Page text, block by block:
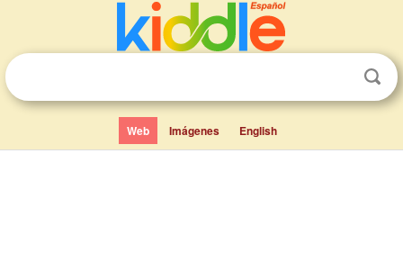
Web Imágenes English